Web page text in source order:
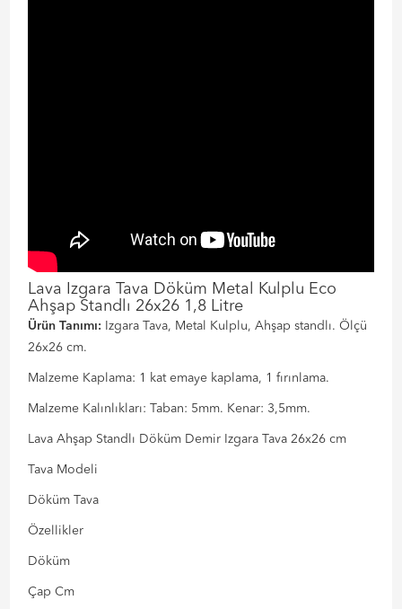
Lava Izgara Tava Döküm Metal Kulplu Eco
Ahşap Standlı 26x26 1,8 Litre
Ürün Tanımı: Izgara Tava, Metal Kulplu, Ahşap standlı. Ölçü
26x26 cm.
Malzeme Kaplama: 1 kat emaye kaplama, 1 fırınlama.
Malzeme Kalınlıkları: Taban: 5mm. Kenar: 3,5mm.
Lava Ahşap Standlı Döküm Demir Izgara Tava 26x26 cm
Tava Modeli
Döküm Tava
Özellikler
Döküm
Çap Cm